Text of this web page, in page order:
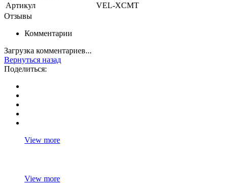
Артикул
VEL-XCMT
Отзывы
Комментарии
Загрузка комментариев...
Вернуться назад
Поделиться:
View more
View more